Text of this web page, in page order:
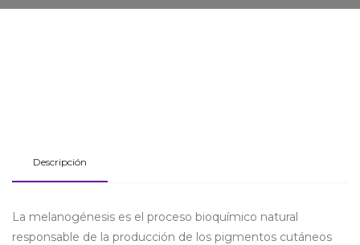
Descripción
La melanogénesis es el proceso bioquímico natural
responsable de la producción de los pigmentos cutáneos